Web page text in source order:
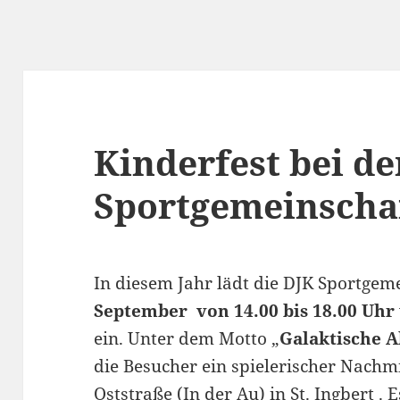
Kinderfest bei
In diesem Jahr lädt die DJK
September von 14.00 bis 18.00 Uhr
ein. Unter dem Motto „Galaktische
die Besucher ein spielerischer
Oststraße (In der Au) in St. Ingbert .